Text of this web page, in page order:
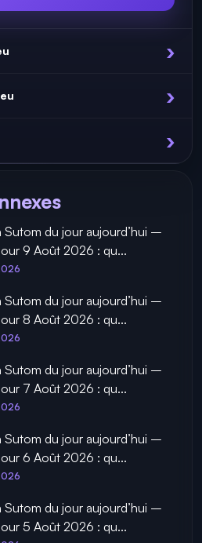
Sutom du jour aujourd’hui –
9 Août 2026 : qu...
Sutom du jour aujourd’hui –
8 Août 2026 : qu...
Sutom du jour aujourd’hui –
7 Août 2026 : qu...
Sutom du jour aujourd’hui –
6 Août 2026 : qu...
Sutom du jour aujourd’hui –
5 Août 2026 : qu...